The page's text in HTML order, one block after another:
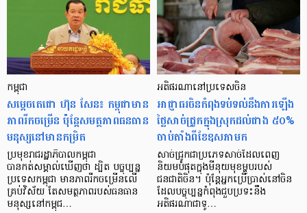
កម្ពុជា
សម្ដេចតេជោ ហ៊ុន សែន៖ កម្ពុជាមាន
ភាពរីកចម្រើន ប៉ុន្ដែសមត្ថភាពធនធាន
មនុស្សនៅមានកម្រិត
ប្រមុខរាជរដ្ឋាភិបាលកម្ពុជា
បានកត់សម្គាល់ឃើញថា ដ្បិត បច្ចុប្បន្ន
ប្រទេសកម្ពុជា មានភាពរីកចម្រើនលើ
គ្រប់វិស័យ តែសមត្ថភាពរបស់ធនធាន
មនុស្សនៅកម្ពុជ…
អតិផរណានៅប្រទេសចិន
អាជ្ញាធរចិនកំពុងទប់ទល់នឹងការឡើង
ថ្លៃសាច់ជ្រូកក្នុងស្រុកដល់ជាង ៥០%
ចាប់តាំងពីខែឧសភាមក
សាច់ជ្រូកជាប្រភេទសាច់ដែលពេញ
និយមបំផុតក្នុងមីនុយមុខម្ហូបរបស់
ជនជាតិចិន។ ប៉ុន្តែអ្នកប្រើប្រាស់នៅចិន
ដែលបច្ចុប្បន្នកំពុងជួបប្រទះនឹង
អតិផរណាជាទូ…